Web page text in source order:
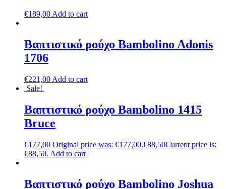
€189,00 Add to cart
Βαπτιστικό ρούχο Bambolino Adonis
1706
€221,00 Add to cart
Sale!
Βαπτιστικό ρούχο Bambolino 1415
Bruce
€177,00 Original price was: €177,00.€88,50Current price is:
€88,50. Add to cart
Βαπτιστικό ρούχο Bambolino Joshua